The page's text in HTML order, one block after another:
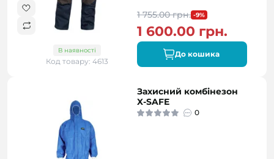
В наявності
Код товару: 4613
1 755.00 грн. -9%
1 600.00 грн.
До кошика
Захисний комбінезон
X-SAFE
0